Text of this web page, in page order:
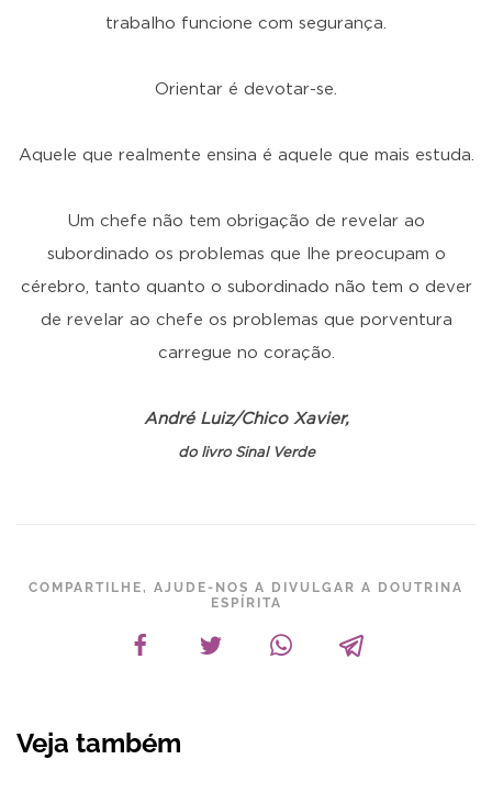
trabalho funcione com segurança.
Orientar é devotar-se.
Aquele que realmente ensina é aquele que mais estuda.
Um chefe não tem obrigação de revelar ao
subordinado os problemas que lhe preocupam o
cérebro, tanto quanto o subordinado não tem o dever
de revelar ao chefe os problemas que porventura
carregue no coração.
André Luiz/Chico Xavier,
do livro Sinal Verde
COMPARTILHE, AJUDE-NOS A DIVULGAR A DOUTRINA
ESPÍRITA
Veja também